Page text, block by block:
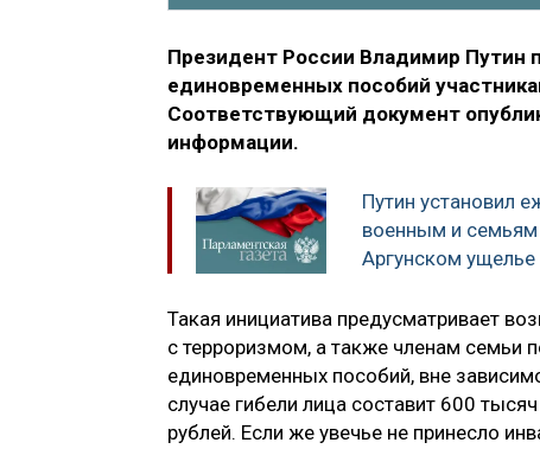
Президент России Владимир Путин
единовременных пособий
Соответствующий документ
информации.
Путин установил
военным и семьям
Аргунском ущелье
Такая инициатива предусматривает
с терроризмом, а также членам семьи
единовременных пособий, вне
случае гибели лица составит 600
рублей. Если же увечье не принесло